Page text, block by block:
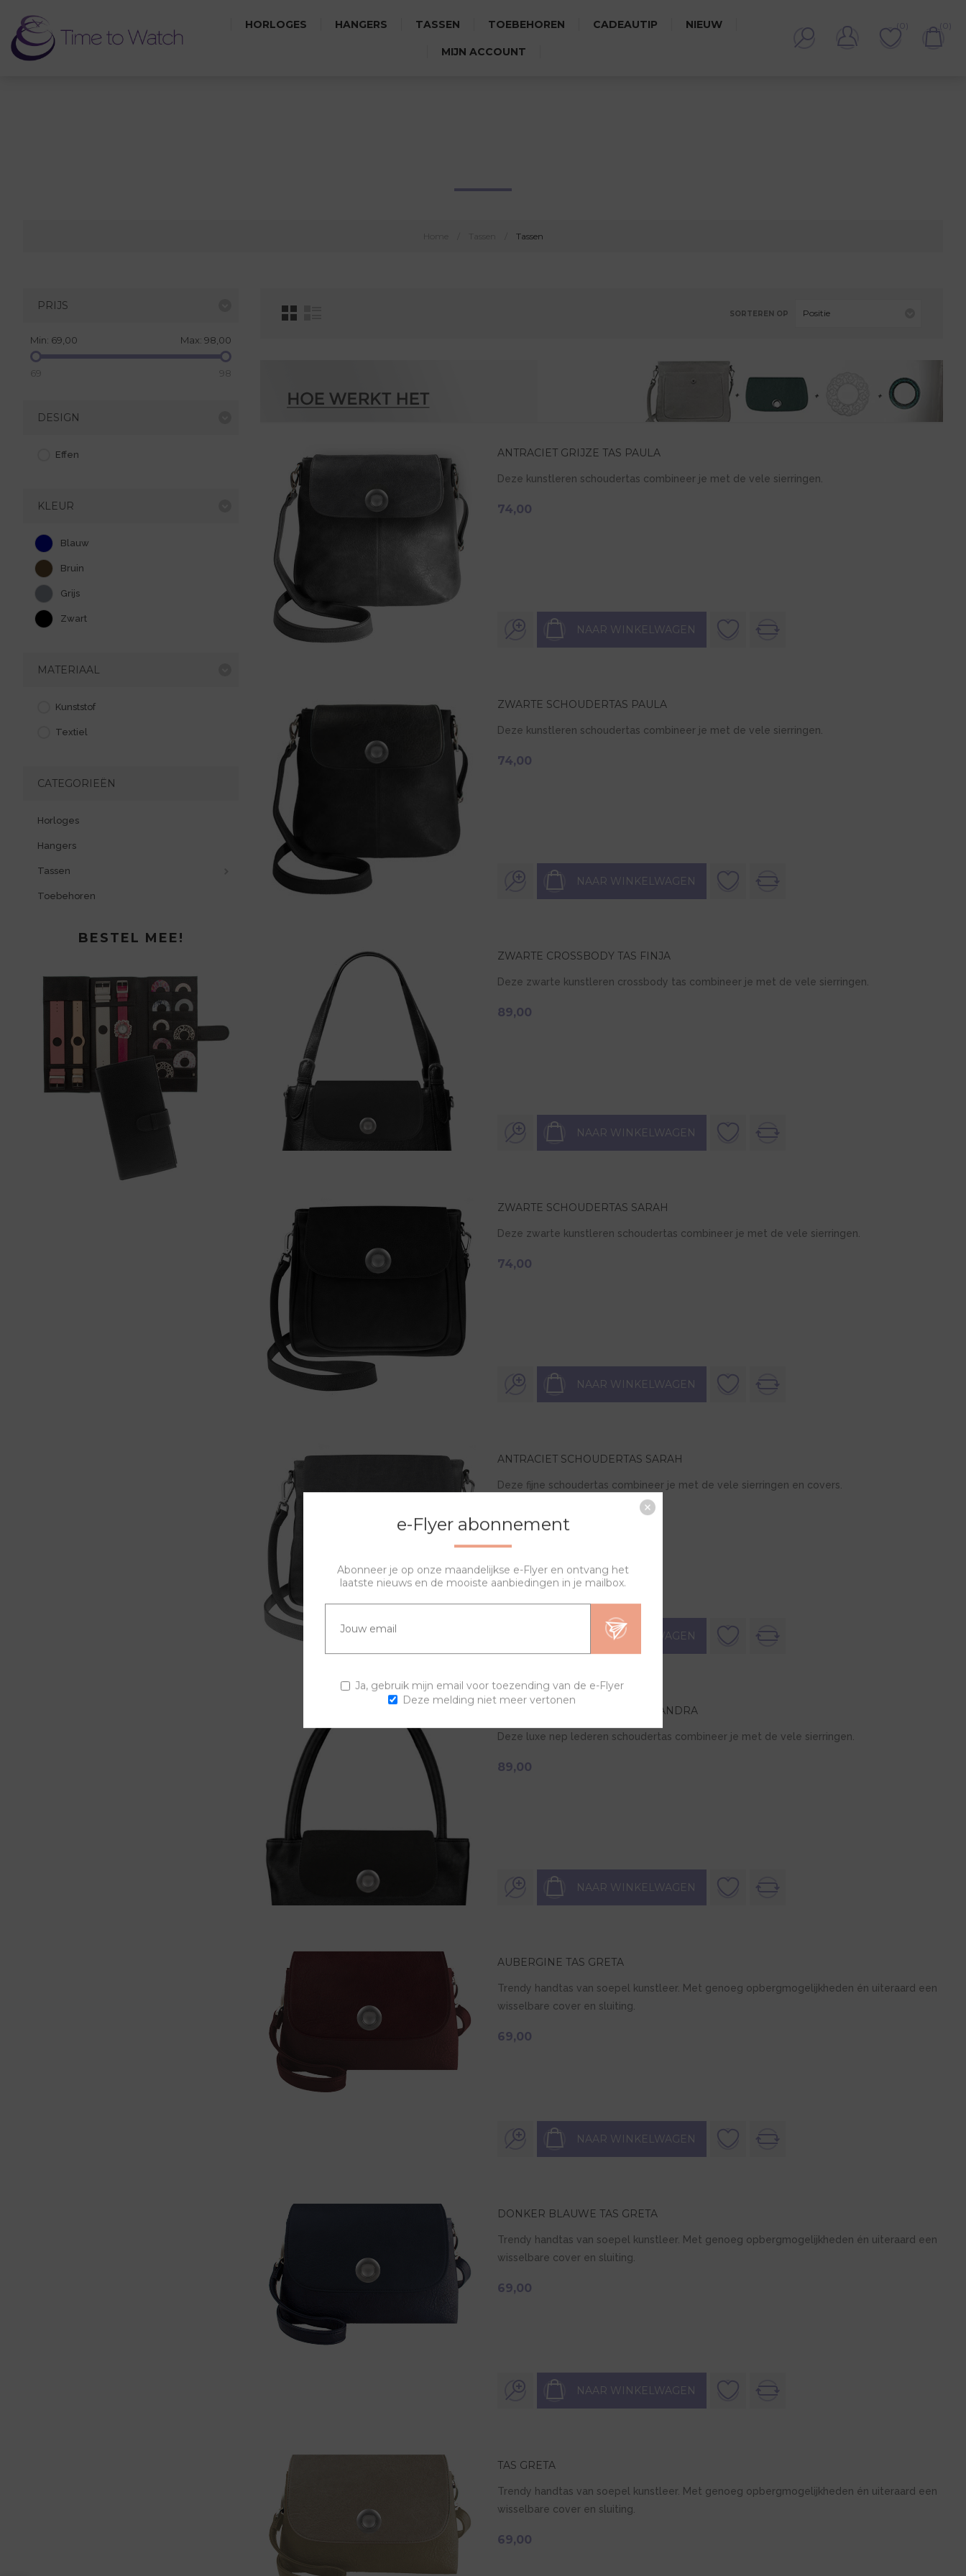
HORLOGES HANGERS TASSEN TOEBEHOREN CADEAUTIP NIEUW
MIJN ACCOUNT
(0) (0)
Tassen
SORTEREN OP Positie
ANTRACIET GRIJZE TAS PAULA
Deze kunstleren schoudertas combineer je met de vele sierringen.
74,00
NAAR WINKELWAGEN
ZWARTE SCHOUDERTAS PAULA
Deze kunstleren schoudertas combineer je met de vele sierringen.
74,00
NAAR WINKELWAGEN
ZWARTE CROSSBODY TAS FINJA
Deze zwarte kunstleren crossbody tas combineer je met de vele sierringen.
89,00
NAAR WINKELWAGEN
ZWARTE SCHOUDERTAS SARAH
Deze zwarte kunstleren schoudertas combineer je met de vele sierringen.
74,00
NAAR WINKELWAGEN
ANTRACIET SCHOUDERTAS SARAH
Deze fijne schoudertas combineer je met de vele sierringen en covers.
NAAR WINKELWAGEN
ZWARTE SCHOUDERTAS ALEXANDRA
Deze luxe nep lederen schoudertas combineer je met de vele sierringen.
89,00
NAAR WINKELWAGEN
AUBERGINE TAS GRETA
Trendy handtas van soepel kunstleer. Met genoeg opbergmogelijkheden én uiteraard een
wisselbare cover en sluiting.
69,00
NAAR WINKELWAGEN
DONKER BLAUWE TAS GRETA
Trendy handtas van soepel kunstleer. Met genoeg opbergmogelijkheden én uiteraard een
wisselbare cover en sluiting.
69,00
NAAR WINKELWAGEN
TAS GRETA
Trendy handtas van soepel kunstleer. Met genoeg opbergmogelijkheden én uiteraard een
wisselbare cover en sluiting.
69,00
PRIJS
Min: 69,00 Max: 98,00
69 98
DESIGN
Effen
KLEUR
Blauw
Bruin
Grijs
Zwart
MATERIAAL
Kunststof
Textiel
CATEGORIEËN
Horloges
Hangers
Tassen
Toebehoren
BESTEL MEE!
e-Flyer abonnement
Abonneer je op onze maandelijkse e-Flyer en ontvang het
laatste nieuws en de mooiste aanbiedingen in je mailbox.
Ja, gebruik mijn email voor toezending van de e-Flyer
Deze melding niet meer vertonen